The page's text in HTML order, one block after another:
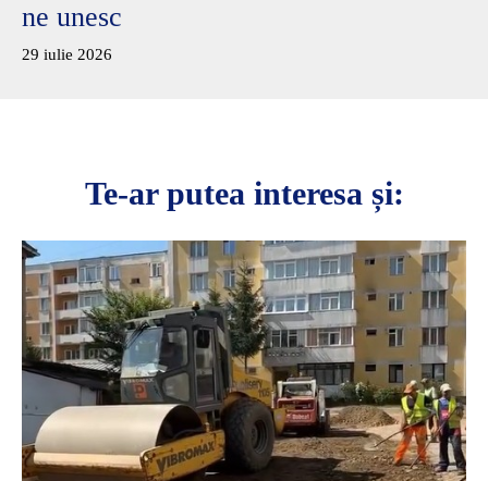
ne unesc
29 iulie 2026
Te-ar putea interesa și: